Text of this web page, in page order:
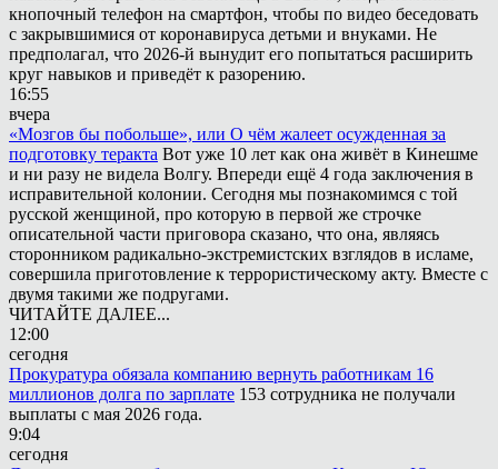
кнопочный телефон на смартфон, чтобы по видео беседовать
с закрывшимися от коронавируса детьми и внуками. Не
предполагал, что 2026-й вынудит его попытаться расширить
круг навыков и приведёт к разорению.
16:55
вчера
«Мозгов бы побольше», или О чём жалеет осужденная за
подготовку теракта Вот уже 10 лет как она живёт в Кинешме
и ни разу не видела Волгу. Впереди ещё 4 года заключения в
исправительной колонии. Сегодня мы познакомимся с той
русской женщиной, про которую в первой же строчке
описательной части приговора сказано, что она, являясь
сторонником радикально-экстремистских взглядов в исламе,
совершила приготовление к террористическому акту. Вместе с
двумя такими же подругами.
ЧИТАЙТЕ ДАЛЕЕ...
12:00
сегодня
Прокуратура обязала компанию вернуть работникам 16
миллионов долга по зарплате 153 сотрудника не получали
выплаты с мая 2026 года.
9:04
сегодня